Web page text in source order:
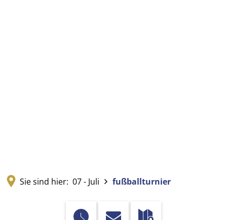
Sie sind hier: 07 - Juli fußballturnier